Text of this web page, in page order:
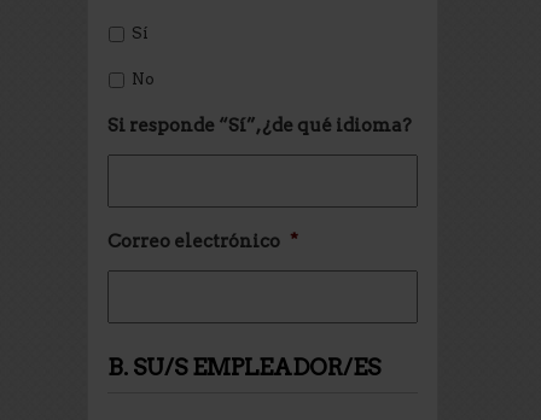
Sí
No
Si responde “Sí”, ¿de qué idioma?
Correo electrónico *
B. SU/S EMPLEADOR/ES